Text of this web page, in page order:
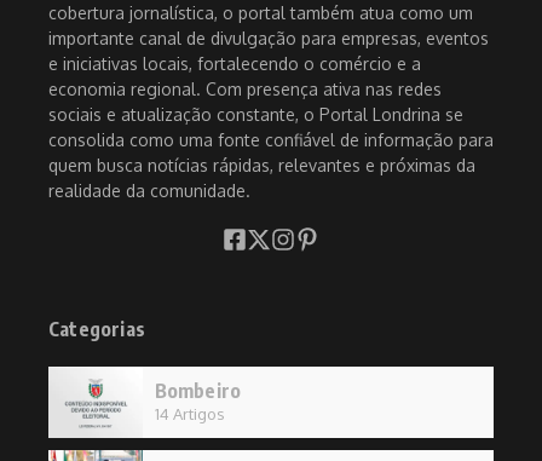
cobertura jornalística, o portal também atua como um
importante canal de divulgação para empresas, eventos
e iniciativas locais, fortalecendo o comércio e a
economia regional. Com presença ativa nas redes
sociais e atualização constante, o Portal Londrina se
consolida como uma fonte confiável de informação para
quem busca notícias rápidas, relevantes e próximas da
realidade da comunidade.
Categorias
Bombeiro
14 Artigos